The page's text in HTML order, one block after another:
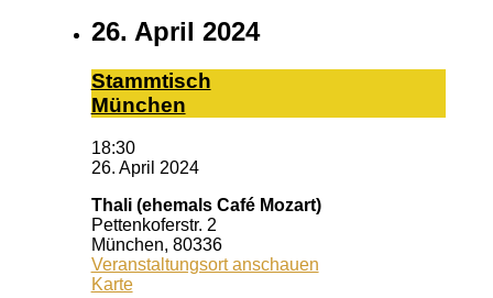
26. April 2024
Stamm­tisch
Mün­chen
18:30
26. April 2024
Thali (ehemals Café Mozart)
Pettenkoferstr. 2
München, 80336
Veranstaltungsort anschauen
KarteThali